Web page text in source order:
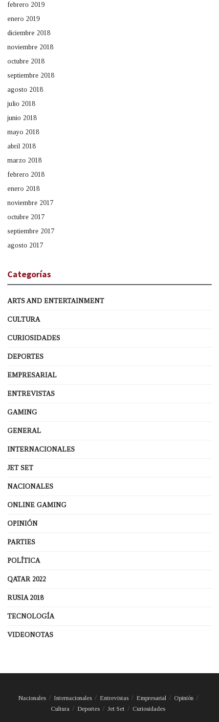
febrero 2019
enero 2019
diciembre 2018
noviembre 2018
octubre 2018
septiembre 2018
agosto 2018
julio 2018
junio 2018
mayo 2018
abril 2018
marzo 2018
febrero 2018
enero 2018
noviembre 2017
octubre 2017
septiembre 2017
agosto 2017
Categorías
ARTS AND ENTERTAINMENT
CULTURA
CURIOSIDADES
DEPORTES
EMPRESARIAL
ENTREVISTAS
GAMING
GENERAL
INTERNACIONALES
JET SET
NACIONALES
ONLINE GAMING
OPINIÓN
PARTIES
POLÍTICA
QATAR 2022
RUSIA 2018
TECNOLOGÍA
VIDEONOTAS
Nacionales Internacionales Entrevistas Empresarial
Opinión
Cultura
Deportes Jet Set Curiosidades